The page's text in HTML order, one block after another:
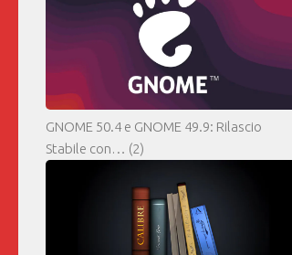
GNOME 50.4 e GNOME 49.9: Rilascio
Stabile con… (2)